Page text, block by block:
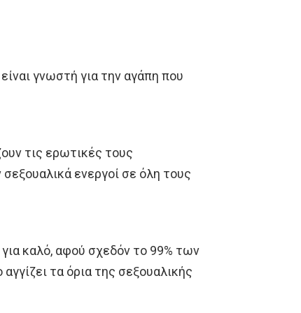
γνωστή για την αγάπη που
τις ερωτικές τους
ενεργοί σε όλη τους
για καλό, αφού σχεδόν το 99% των
τα όρια της σεξουαλικής